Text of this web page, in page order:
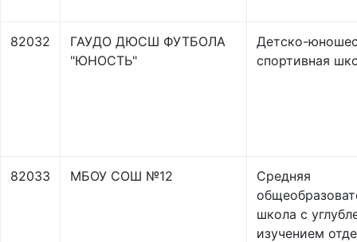
82032
ГАУДО ДЮСШ ФУТБОЛА
"ЮНОСТЬ"
Детско-
спортивная
82033 МБОУ СОШ №12
Средняя
школа с
изучением